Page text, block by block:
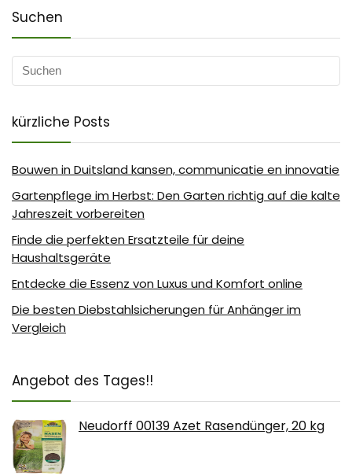
Suchen
kürzliche Posts
Bouwen in Duitsland kansen, communicatie en innovatie
Gartenpflege im Herbst: Den Garten richtig auf die kalte
Jahreszeit vorbereiten
Finde die perfekten Ersatzteile für deine
Haushaltsgeräte
Entdecke die Essenz von Luxus und Komfort online
Die besten Diebstahlsicherungen für Anhänger im
Vergleich
Angebot des Tages!!
Neudorff 00139 Azet Rasendünger, 20 kg